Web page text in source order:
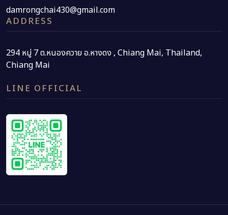
damrongchai430@gmail.com
ADDRESS
294 หมู่ 7 ต.หนองควาย อ.หางดง , Chiang Mai, Thailand,
Chiang Mai
LINE OFFICIAL